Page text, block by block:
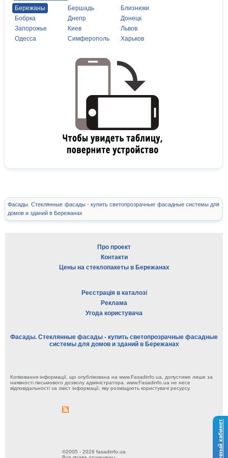
Личный кабинет
Бережаны
Бершадь
Близнюки
Бобрка
Днепр
Донецк
Запорожье
Киев
Львов
Одесса
Симферополь Харьков
Фасады. Стеклянные фасады - купить светопрозрачные фасадные системы для
домов и зданий в Бережанах
Про проект
Контакти
Цены на стеклопакеты в Бережанах
Реєстрація в каталозі
Реклама
Угода користувача
Фасады. Стеклянные фасады - купить светопрозрачные фасадные
системы для домов и зданий в Бережанах
Копіювання інформації, що опублікована на www.Fasadinfo.ua, допустиме лише за
наявності письмового дозволу адміністратора. www.Fasadinfo.ua не несе
відповідальності за зміст інформації, яку розміщують користувачі ресурсу.
©2005 - 2026 fasadinfo.ua